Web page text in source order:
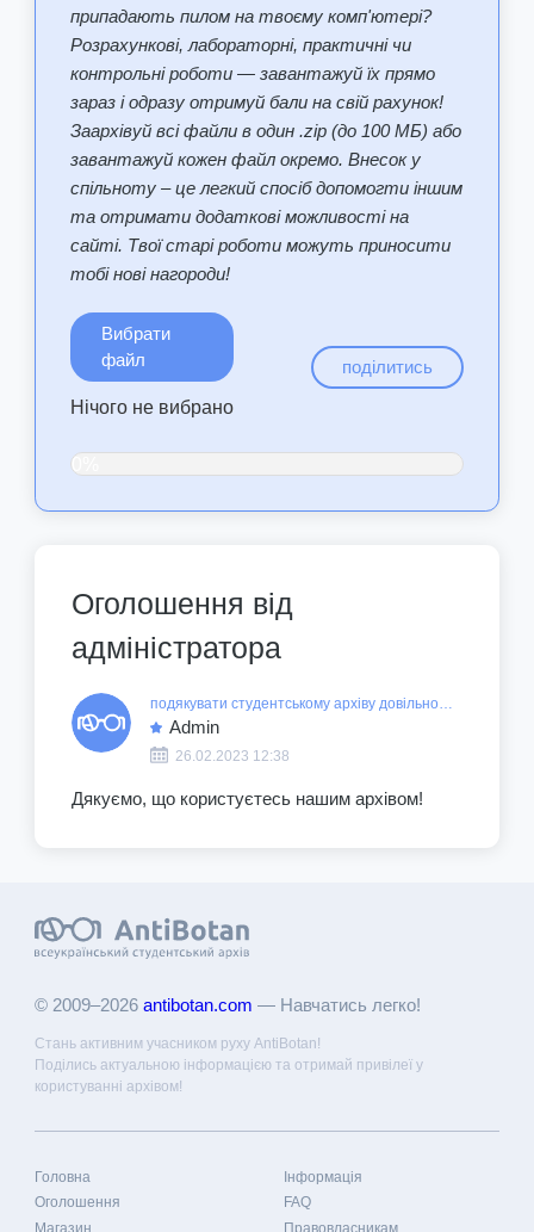
припадають пилом на твоєму комп'ютері?
Розрахункові, лабораторні, практичні чи
контрольні роботи — завантажуй їх прямо
зараз і одразу отримуй бали на свій рахунок!
Заархівуй всі файли в один .zip (до 100 МБ) або
завантажуй кожен файл окремо. Внесок у
спільноту – це легкий спосіб допомогти іншим
та отримати додаткові можливості на
сайті. Твої старі роботи можуть приносити
тобі нові нагороди!
Вибрати
файл
Нічого не вибрано
поділитись
0%
Оголошення від
адміністратора
подякувати студентському архіву довільною сумою
Admin
26.02.2023 12:38
Дякуємо, що користуєтесь нашим архівом!
© 2009–2026 antibotan.com — Навчатись легко!
Стань активним учасником руху AntiBotan!
Поділись актуальною інформацією та отримай привілеї у
користуванні архівом!
Головна
Оголошення
Магазин
Інформація
FAQ
Правовласникам